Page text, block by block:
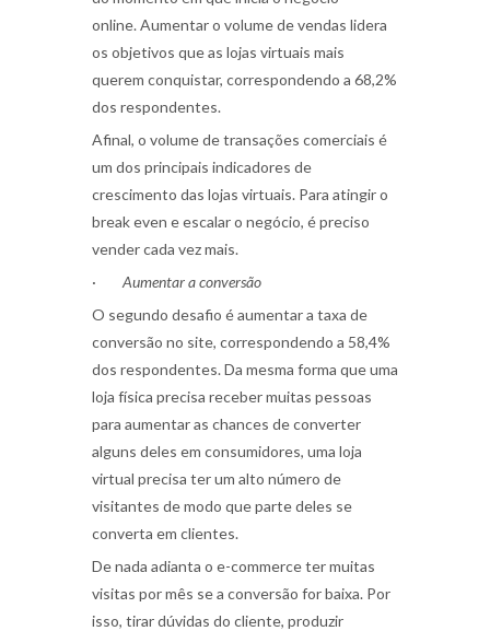
online.Aumentar o volume de vendas lidera
os objetivos que as lojas virtuais mais
querem conquistar, correspondendo a 68,2%
dos respondentes.
Afinal, o volume de transações comerciais é
um dos principais indicadores de
crescimento das lojas virtuais. Para atingir o
break even e escalar o negócio, é preciso
vender cada vez mais.
·
Aumentar a conversão
O segundo desafio é aumentar a taxa de
conversão no site, correspondendo a 58,4%
dos respondentes. Da mesma forma que uma
loja física precisa receber muitas pessoas
para aumentar as chances de converter
alguns deles em consumidores, uma loja
virtual precisa ter um alto número de
visitantes de modo que parte deles se
converta em clientes.
De nada adianta o e-commerce ter muitas
visitas por mês se a conversão for baixa. Por
isso, tirar dúvidas do cliente, produzir